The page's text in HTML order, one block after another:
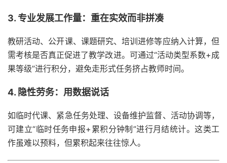
3. 专业发展工作量：重在实效而非拼凑
教研活动、公开课、课题研究、培训进修等应纳入计算，但
需考核是否真正促进了教学改进。可通过“活动类型系数+成
果等级”进行积分，避免走形式任务挤占教师时间。
4. 隐性劳务：用数据说话
如临时代课、紧急任务处理、设备维护监督、活动协调等，
可建立“临时任务申报+累积分钟制”进行月结统计。这类工
作虽难以预料，但累积起来往往惊人。